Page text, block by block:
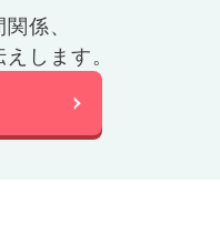
係、
します。